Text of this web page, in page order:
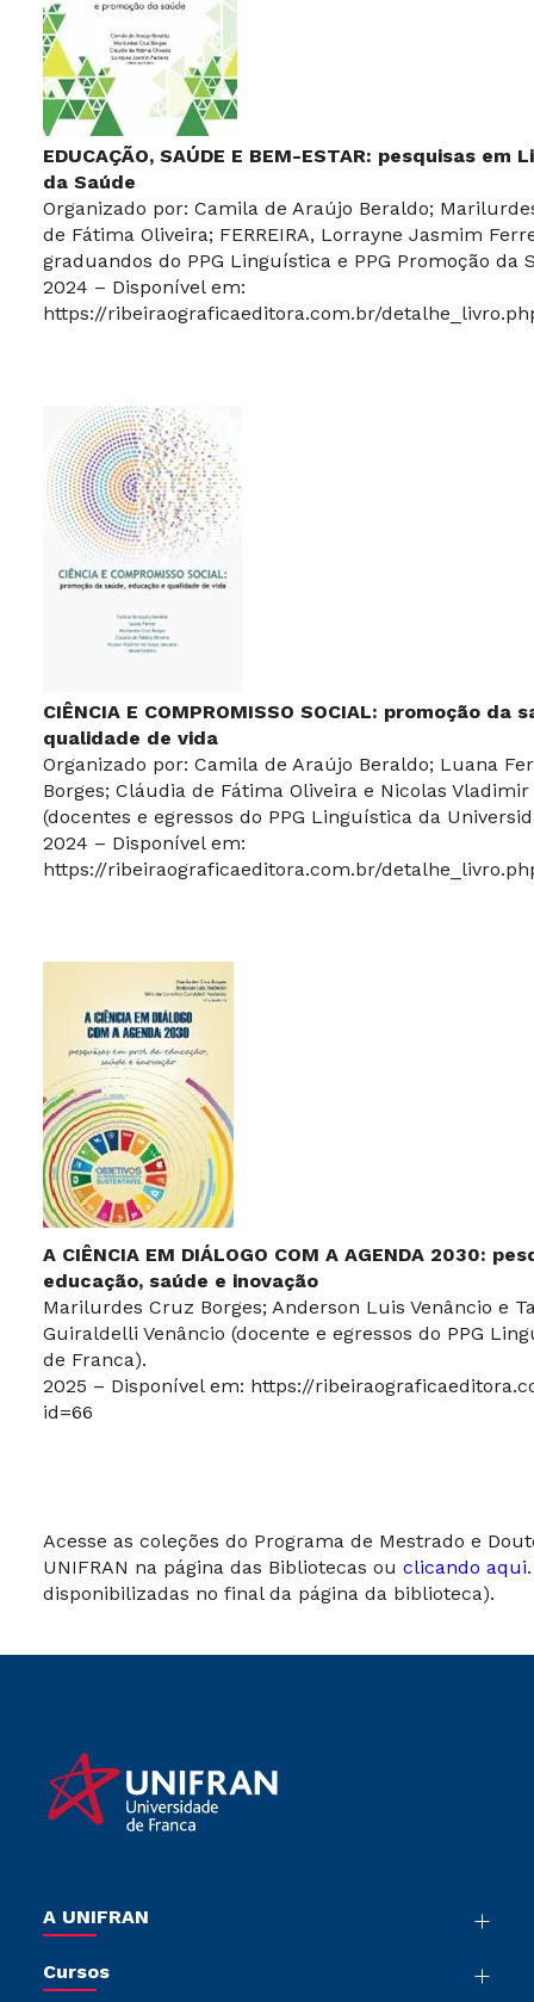
EDUCAÇÃO, SAÚDE E BEM-ESTAR: pesquisas
da Saúde
Organizado por: Camila de Araújo Beraldo;
de Fátima Oliveira; FERREIRA, Lorrayne Jasmim
graduandos do PPG Linguística e PPG Promoção da
2024 – Disponível em:
https://ribeiraograficaeditora.com.br/
CIÊNCIA E COMPROMISSO SOCIAL: promoção da
qualidade de vida
Organizado por: Camila de Araújo Beraldo; Luana
Borges; Cláudia de Fátima Oliveira e Nicolas
(docentes e egressos do PPG Linguística da
2024 – Disponível em:
https://ribeiraograficaeditora.com.br/
A CIÊNCIA EM DIÁLOGO COM A AGENDA 2030:
educação, saúde e inovação
Marilurdes Cruz Borges; Anderson Luis Venâncio e
Guiraldelli Venâncio (docente e egressos do PPG
de Franca).
2025 – Disponível em: https://
id=66
Acesse as coleções do Programa de Mestrado e
UNIFRAN na página das Bibliotecas ou clicando aqui
disponibilizadas no final da página da biblioteca).
A UNIFRAN
Sala de Imprensa
Cursos